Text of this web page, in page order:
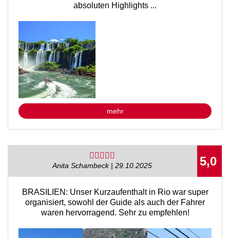
absoluten Highlights ...
mehr
5,0
Anita Schambeck | 29.10.2025
BRASILIEN: Unser Kurzaufenthalt in Rio war super
organisiert, sowohl der Guide als auch der Fahrer
waren hervorragend. Sehr zu empfehlen!